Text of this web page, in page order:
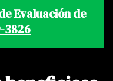
Evaluación de
3826